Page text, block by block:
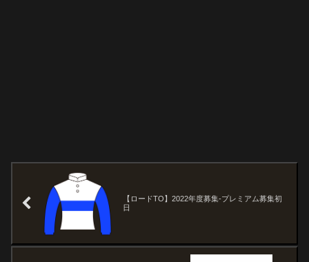
【ロードTO】2022年度募集-プレミアム募集初
日